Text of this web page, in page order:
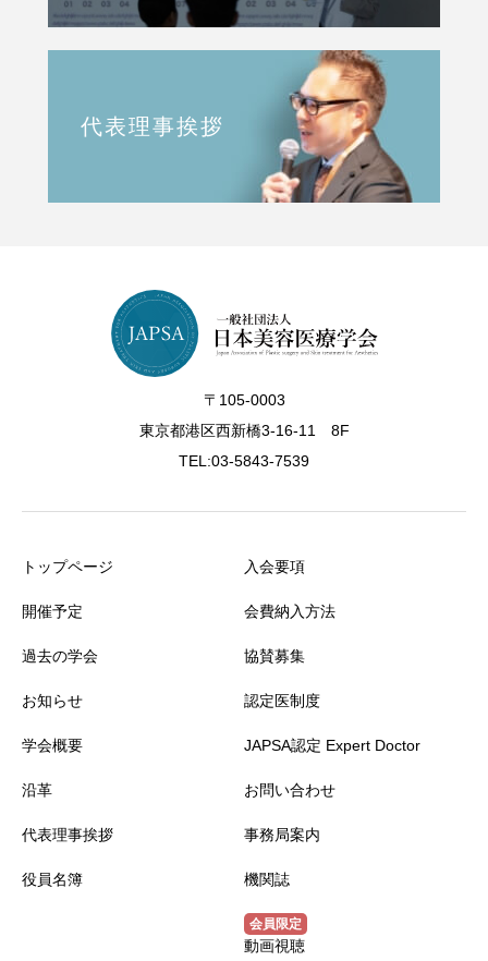
代表理事挨拶
〒105-0003
東京都港区西新橋3-16-11 8F
TEL:03-5843-7539
トップページ
開催予定
過去の学会
お知らせ
学会概要
沿革
代表理事挨拶
役員名簿
入会要項
会費納入方法
協賛募集
認定医制度
JAPSA認定 Expert Doctor
お問い合わせ
事務局案内
機関誌
動画視聴